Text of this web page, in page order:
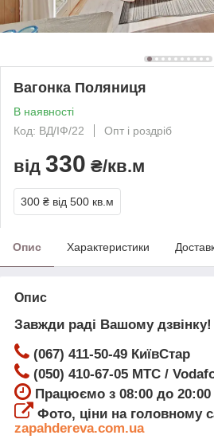
Вагонка Поляниця
В наявності
Код: ВД/ІФ/22
Опт і роздріб
від 330 ₴/кв.м
300 ₴ від 500 кв.м
Опис Характеристики
Опис
Завжди раді Вашому дзвінку!
(067) 411-50-49 КиївСтар
(050) 410-67-05 МТС /
Працюємо з 08:00 до 20:00
Фото, ціни на головному
zapahdereva.com.ua